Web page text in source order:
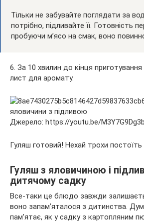
Тільки не забувайте поглядати за
потрібно, підливайте її. Готовність
пробуючи м’ясо на смак, воно
6. За 10 хвилин до кінця
лист для аромату.
Джерело: https://youtu.be/
Гуляш готовий! Нехай трохи
Гуляш з яловичиною і
дитячому садку
Все-таки це блюдо завжди
воно запам’яталося з дитинства.
пам’ятає, як у садку з картопляним